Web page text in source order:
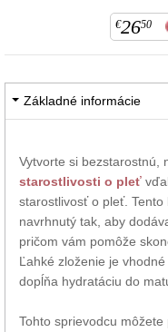
€2650
Základné informácie
Vytvorte si bezstarostnú,
starostlivosti o pleť
starostlivosť o pleť.
navrhnutý tak, aby
pričom vám pomôže
Ľahké zloženie je
dopĺňa hydratáciu do
Tohto sprievodcu